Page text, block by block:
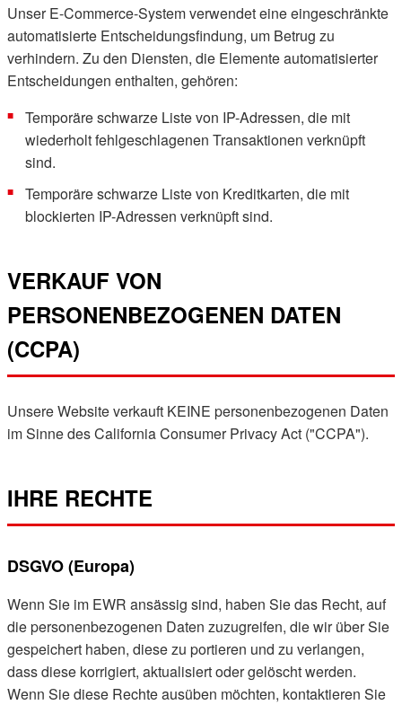
Unser E-Commerce-System verwendet eine eingeschränkte
automatisierte Entscheidungsfindung, um Betrug zu
verhindern. Zu den Diensten, die Elemente automatisierter
Entscheidungen enthalten, gehören:
Temporäre schwarze Liste von IP-Adressen, die mit
wiederholt fehlgeschlagenen Transaktionen verknüpft
sind.
Temporäre schwarze Liste von Kreditkarten, die mit
blockierten IP-Adressen verknüpft sind.
VERKAUF VON
PERSONENBEZOGENEN DATEN
(CCPA)
Unsere Website verkauft KEINE personenbezogenen Daten
im Sinne des California Consumer Privacy Act ("CCPA").
IHRE RECHTE
DSGVO (Europa)
Wenn Sie im EWR ansässig sind, haben Sie das Recht, auf
die personenbezogenen Daten zuzugreifen, die wir über Sie
gespeichert haben, diese zu portieren und zu verlangen,
dass diese korrigiert, aktualisiert oder gelöscht werden.
Wenn Sie diese Rechte ausüben möchten, kontaktieren Sie